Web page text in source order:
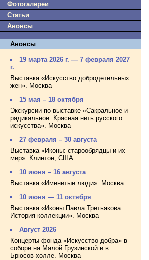
Фотогалереи
Статьи
Анонсы
Анонсы
19 марта 2026 г. — 7 февраля 2027
г.
Выставка «Искусство добродетельных
жен». Москва
15 мая – 18 октября
Экскурсии по выставке «Сакральное и
радикальное. Красная нить русского
искусства». Москва
27 февраля – 30 августа
Выставка «Иконы: старообрядцы и их
мир». Клинтон, США
10 июня – 16 августа
Выставка «Именитые люди». Москва
10 июня — 11 октября
Выставка «Иконы Павла Третьякова.
История коллекции». Москва
Август 2026
Концерты фонда «Искусство добра» в
соборе на Малой Грузинской и в
Брюсов-холле. Москва